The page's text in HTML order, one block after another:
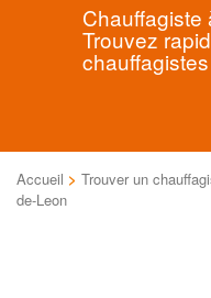
Chauffagiste
Trouvez
Accueil > Trouver un
de-Leon